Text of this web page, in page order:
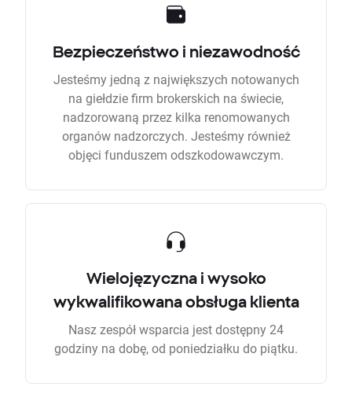
Bezpieczeństwo i niezawodność
Jesteśmy jedną z największych notowanych
na giełdzie firm brokerskich na świecie,
nadzorowaną przez kilka renomowanych
organów nadzorczych. Jesteśmy również
objęci funduszem odszkodowawczym.
Wielojęzyczna i wysoko
wykwalifikowana obsługa klienta
Nasz zespół wsparcia jest dostępny 24
godziny na dobę, od poniedziałku do piątku.